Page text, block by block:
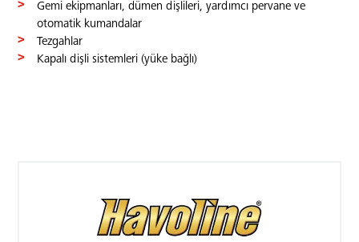
Gemi ekipmanları, dümen dişlileri, yardımcı pervane ve
otomatik kumandalar
Tezgahlar
Kapalı dişli sistemleri (yüke bağlı)